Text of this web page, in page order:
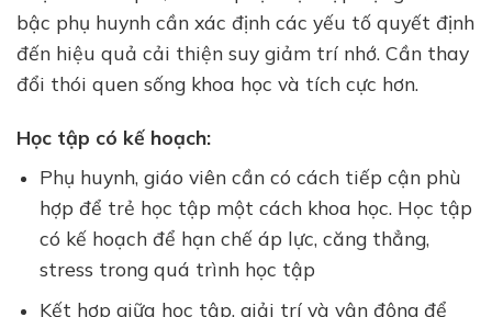
bậc phụ huynh cần xác định các yếu tố quyết định
đến hiệu quả cải thiện suy giảm trí nhớ. Cần thay
đổi thói quen sống khoa học và tích cực hơn.
Học tập có kế hoạch:
Phụ huynh, giáo viên cần có cách tiếp cận phù
hợp để trẻ học tập một cách khoa học. Học tập
có kế hoạch để hạn chế áp lực, căng thẳng,
stress trong quá trình học tập
Kết hợp giữa học tập, giải trí và vận động để